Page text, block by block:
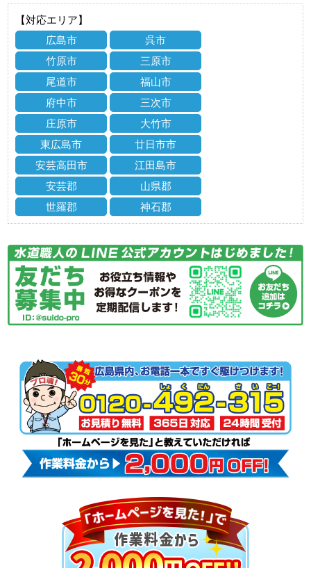
【対応エリア】
広島市
呉市
竹原市
三原市
尾道市
福山市
府中市
三次市
庄原市
大竹市
東広島市
廿日市市
安芸高田市
江田島市
安芸郡
山県郡
世羅郡
神石郡